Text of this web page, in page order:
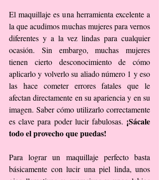
El maquillaje es una herramienta excelente a
la que acudimos muchas mujeres para vernos
diferentes y a la vez lindas para cualquier
ocasión. Sin embargo, muchas mujeres
tienen cierto desconocimiento de cómo
aplicarlo y volverlo su aliado número 1 y eso
las hace cometer errores fatales que le
afectan directamente en su apariencia y en su
imagen. Saber cómo utilizarlo correctamente
es clave para poder lucir fabulosas. ¡Sácale
todo el provecho que puedas!
Para lograr un maquillaje perfecto basta
básicamente con lucir una piel linda, unos